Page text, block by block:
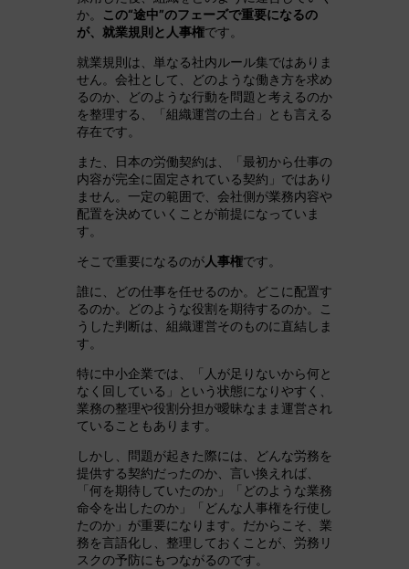
か。
この“途中”のフェーズで重要になるの
が、就業規則と人事権です。
就業規則は、単なる社内ルール集ではありま
せん。会社として、どのような働き方を求め
るのか、どのような行動を問題と考えるのか
を整理する、「組織運営の土台」とも言える
存在です。
また、日本の労働契約は、「最初から仕事の
内容が完全に固定されている契約」ではあり
ません。一定の範囲で、会社側が業務内容や
配置を決めていくことが前提になっていま
す。
そこで重要になるのが人事権です。
誰に、どの仕事を任せるのか。どこに配置す
るのか。どのような役割を期待するのか。こ
うした判断は、組織運営そのものに直結しま
す。
特に中小企業では、「人が足りないから何と
なく回している」という状態になりやすく、
業務の整理や役割分担が曖昧なまま運営され
ていることもあります。
しかし、問題が起きた際には、どんな労務を
提供する契約だったのか、言い換えれば、
「何を期待していたのか」「どのような業務
命令を出したのか」「どんな人事権を行使し
たのか」が重要になります。だからこそ、業
務を言語化し、整理しておくことが、労務リ
スクの予防にもつながるのです。